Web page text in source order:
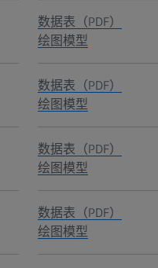
数据表（PDF）
绘图模型
数据表（PDF）
绘图模型
数据表（PDF）
绘图模型
数据表（PDF）
绘图模型